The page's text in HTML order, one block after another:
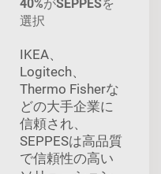
40%がSEPPESを
選択
IKEA、
Logitech、
Thermo Fisherな
どの大手企業に
信頼され、
SEPPESは高品質
で信頼性の高い